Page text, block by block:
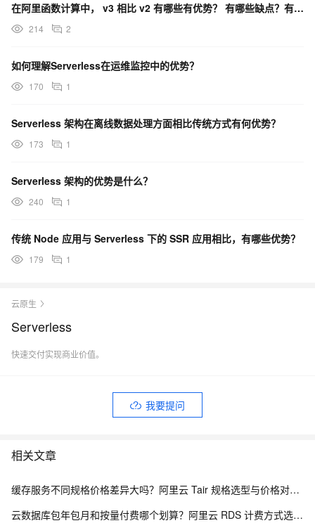
在阿里函数计算中， v3 相比 v2 有哪些有优势？ 有哪些缺点？有没有比较文档？
214 2
如何理解Serverless在运维监控中的优势？
170 1
Serverless 架构在离线数据处理方面相比传统方式有何优势？
173 1
Serverless 架构的优势是什么？
240 1
传统 Node 应用与 Serverless 下的 SSR 应用相比，有哪些优势？
179 1
云原生
Serverless
快速交付实现商业价值。
我要提问
相关文章
缓存服务不同规格价格差异大吗？阿里云 Tair 规格选型与价格对照指南
云数据库包年包月和按量付费哪个划算？阿里云 RDS 计费方式选型全解析